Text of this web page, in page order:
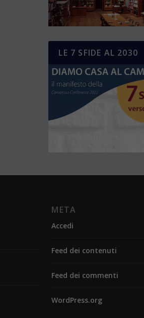
LE 7 SFIDE AL 2030
META
Accedi
Feed dei contenuti
Feed dei commenti
WordPress.org